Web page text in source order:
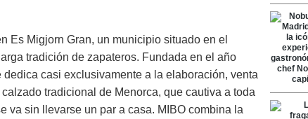
Es Migjorn Gran, un municipio situado en el
tradición de zapateros. Fundada en el año
casi exclusivamente a la elaboración, venta
tradicional de Menorca, que cautiva a toda
va sin llevarse un par a casa. MIBO combina la